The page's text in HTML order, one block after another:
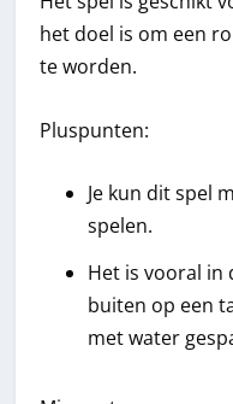
het doel is om een
te worden.
Pluspunten:
Je kun dit spel
spelen.
Het is vooral in
buiten op een
met water